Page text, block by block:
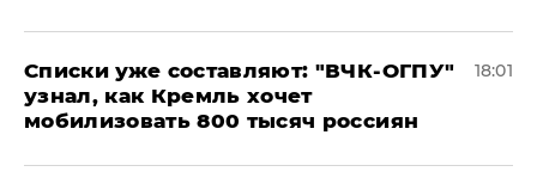
Списки уже составляют: "ВЧК-ОГПУ"
узнал, как Кремль хочет
мобилизовать 800 тысяч россиян
18:01